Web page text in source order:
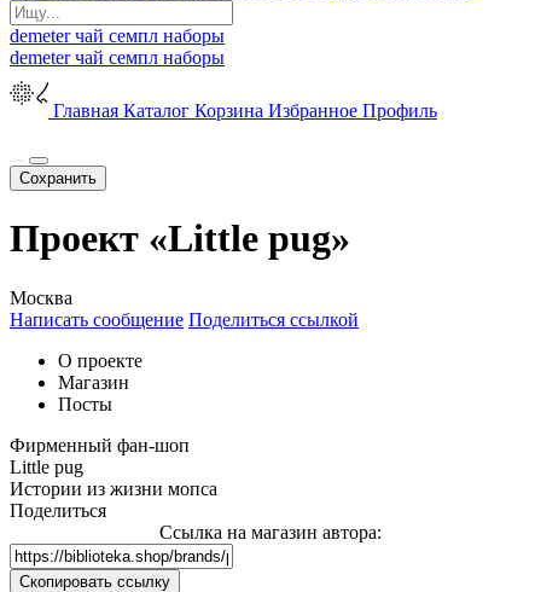
demeterчай семпл наборы
demeterчай семпл наборы
Главная Каталог Корзина Избранное Профиль
Сохранить
Проект «Little pug»
Москва
Написать сообщение Поделиться ссылкой
О проекте
Магазин
Посты
Фирменный фан-шоп
Little pug
Истории из жизни мопса
Поделиться
Ссылка на магазин автора:
Скопировать ссылку